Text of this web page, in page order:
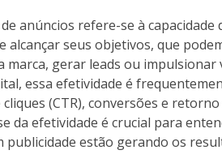
anúncios refere-se à capacidade
alcançar seus objetivos, que
marca, gerar leads ou impulsionar
essa efetividade é
cliques (CTR), conversões e
da efetividade é crucial para
publicidade estão gerando os